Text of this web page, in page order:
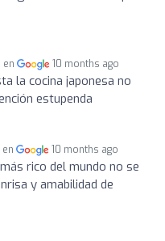
en 10 months ago
la cocina japonesa no
estupenda
en 10 months ago
rico del mundo no se
y amabilidad de